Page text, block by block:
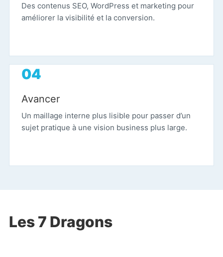
Des contenus SEO, WordPress et marketing pour
améliorer la visibilité et la conversion.
Avancer
Un maillage interne plus lisible pour passer d’un
sujet pratique à une vision business plus large.
Les 7 Dragons